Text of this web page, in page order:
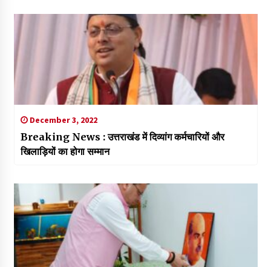
December 3, 2022
Breaking News : उत्तराखंड में दिव्यांग कर्मचारियों और
खिलाड़ियों का होगा सम्मान